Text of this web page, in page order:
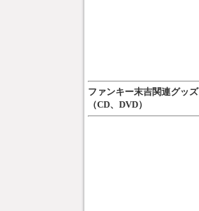
ファンキー末吉関連グッズ
（CD、DVD）